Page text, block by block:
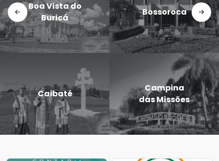
Boa Vista do
Buricá
Bossoroca
Caibaté
Campina
das Missões